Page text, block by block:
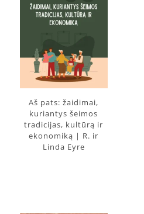
Aš pats: žaidimai,
kuriantys šeimos
tradicijas, kultūrą ir
ekonomiką | R. ir
Linda Eyre